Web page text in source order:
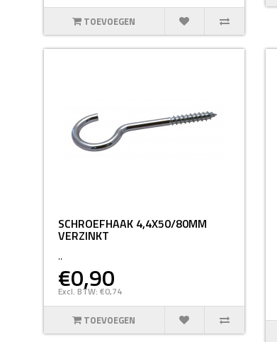
TOEVOEGEN
SCHROEFHAAK 4,4X50/80MM
VERZINKT
..
€0,90
Excl. BTW: €0,74
TOEVOEGEN